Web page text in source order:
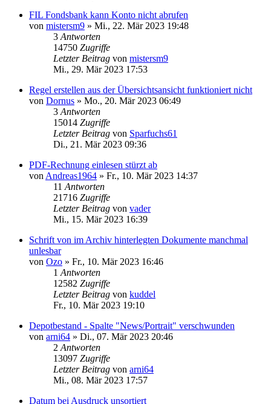
FIL Fondsbank kann Konto nicht abrufen
von mistersm9 » Mi., 22. Mär 2023 19:48
3 Antworten
14750 Zugriffe
Letzter Beitrag von mistersm9
Mi., 29. Mär 2023 17:53
Regel erstellen aus der Übersichtsansicht funktioniert nicht
von Dornus » Mo., 20. Mär 2023 06:49
3 Antworten
15014 Zugriffe
Letzter Beitrag von Sparfuchs61
Di., 21. Mär 2023 09:36
PDF-Rechnung einlesen stürzt ab
von Andreas1964 » Fr., 10. Mär 2023 14:37
11 Antworten
21716 Zugriffe
Letzter Beitrag von vader
Mi., 15. Mär 2023 16:39
Schrift von im Archiv hinterlegten Dokumente manchmal
unlesbar
von Ozo » Fr., 10. Mär 2023 16:46
1 Antworten
12582 Zugriffe
Letzter Beitrag von kuddel
Fr., 10. Mär 2023 19:10
Depotbestand - Spalte "News/Portrait" verschwunden
von arni64 » Di., 07. Mär 2023 20:46
2 Antworten
13097 Zugriffe
Letzter Beitrag von arni64
Mi., 08. Mär 2023 17:57
Datum bei Ausdruck unsortiert